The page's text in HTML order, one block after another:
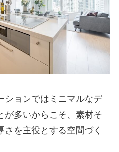
ションではミニマルなデ
が多いからこそ、素材そ
を主役とする空間づく